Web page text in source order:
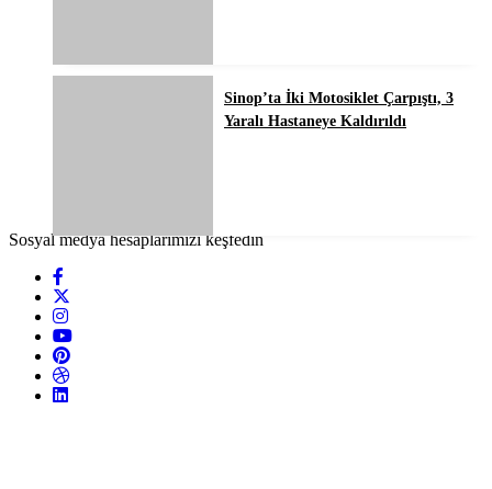
Sinop’ta İki Motosiklet Çarpıştı, 3
Yaralı Hastaneye Kaldırıldı
Sosyal medya hesaplarımızı keşfedin